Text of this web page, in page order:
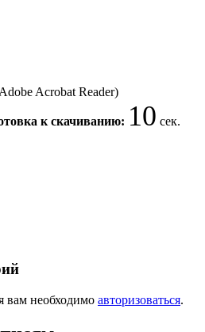
Acrobat Reader)
к скачиванию: 10 сек.
вам необходимо авторизоваться.